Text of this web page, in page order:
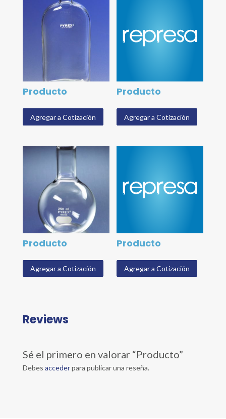
Producto
Agregar a Cotización
Producto
Agregar a Cotización
Producto
Agregar a Cotización
Producto
Agregar a Cotización
Reviews
Sé el primero en valorar “Producto”
Debes accederpara publicar una reseña.